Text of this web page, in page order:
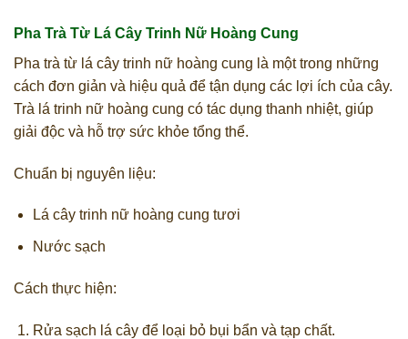
Pha Trà Từ Lá Cây Trinh Nữ Hoàng Cung
Pha trà từ lá cây trinh nữ hoàng cung là một trong những
cách đơn giản và hiệu quả để tận dụng các lợi ích của cây.
Trà lá trinh nữ hoàng cung có tác dụng thanh nhiệt, giúp
giải độc và hỗ trợ sức khỏe tổng thể.
Chuẩn bị nguyên liệu:
Lá cây trinh nữ hoàng cung tươi
Nước sạch
Cách thực hiện:
Rửa sạch lá cây để loại bỏ bụi bẩn và tạp chất.